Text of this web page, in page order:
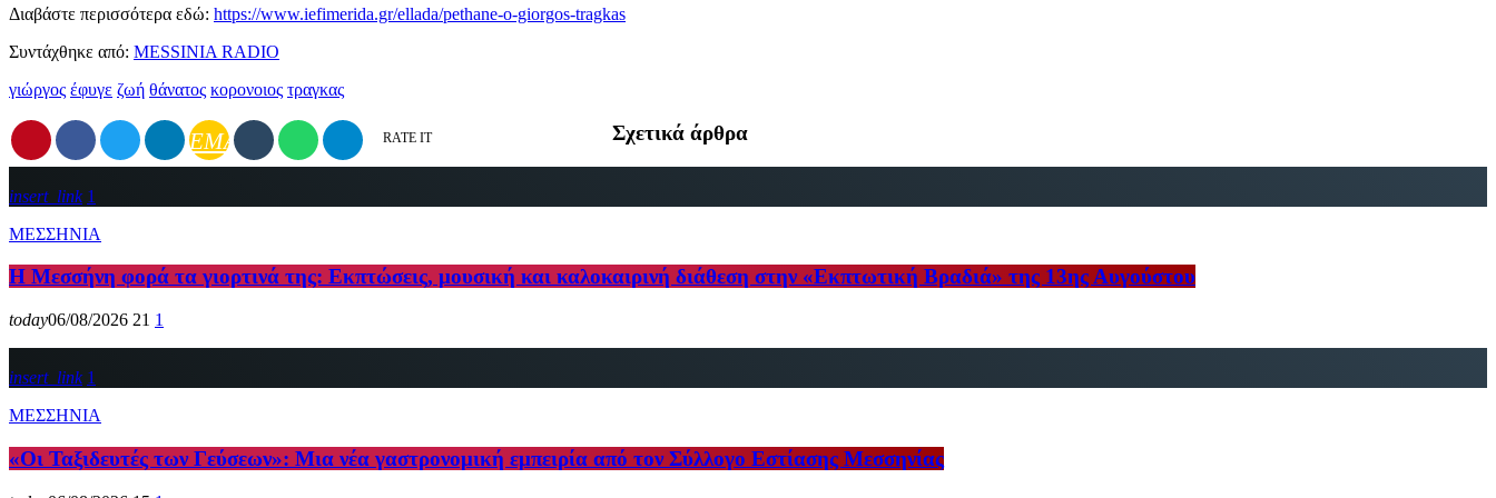
Διαβάστε περισσότερα εδώ: https://www.iefimerida.gr/ellada/pethane-o-giorgos-tragkas
Συντάχθηκε από: MESSINIA RADIO
γιώργος έφυγε ζωή θάνατος κορονοιος τραγκας
EMAIL RATE IT Σχετικά άρθρα
insert_link 1
ΜΕΣΣΗΝΙΑ
Η Μεσσήνη φορά τα γιορτινά της: Εκπτώσεις, μουσική και καλοκαιρινή διάθεση στην «Εκπτωτική Βραδιά» της 13ης Αυγούστου
today06/08/2026 21 1
insert_link 1
ΜΕΣΣΗΝΙΑ
«Οι Ταξιδευτές των Γεύσεων»: Μια νέα γαστρονομική εμπειρία από τον Σύλλογο Εστίασης Μεσσηνίας